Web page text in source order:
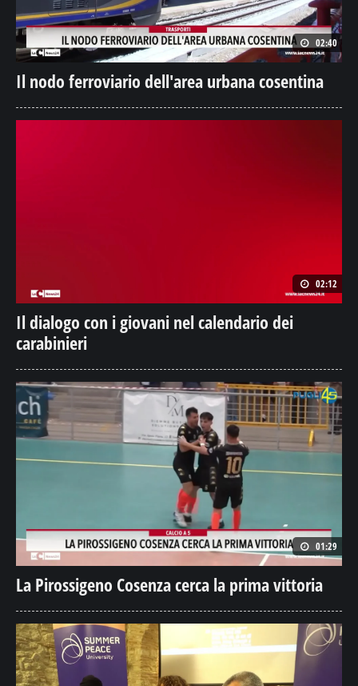
02:40
Il nodo ferroviario dell'area urbana cosentina
02:12
Il dialogo con i giovani nel calendario dei
carabinieri
01:29
La Pirossigeno Cosenza cerca la prima vittoria